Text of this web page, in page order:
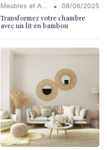
Meubles et Accessoires • 08/06/2025
Transformez votre chambre
avec un lit en bambou